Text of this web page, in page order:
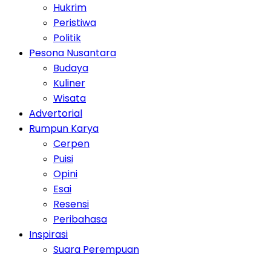
Hukrim
Peristiwa
Politik
Pesona Nusantara
Budaya
Kuliner
Wisata
Advertorial
Rumpun Karya
Cerpen
Puisi
Opini
Esai
Resensi
Peribahasa
Inspirasi
Suara Perempuan